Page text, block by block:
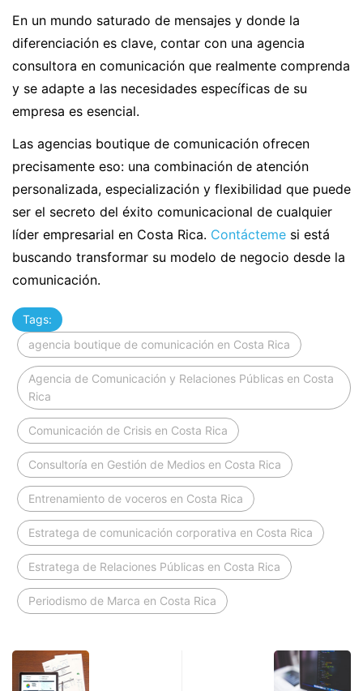
En un mundo saturado de mensajes y donde la
diferenciación es clave, contar con una agencia
consultora en comunicación que realmente comprenda
y se adapte a las necesidades específicas de su
empresa es esencial.
Las agencias boutique de comunicación ofrecen
precisamente eso: una combinación de atención
personalizada, especialización y flexibilidad que puede
ser el secreto del éxito comunicacional de cualquier
líder empresarial en Costa Rica. Contácteme si está
buscando transformar su modelo de negocio desde la
comunicación.
Tags:
agencia boutique de comunicación en Costa Rica
Agencia de Comunicación y Relaciones Públicas en Costa
Rica
Comunicación de Crisis en Costa Rica
Consultoría en Gestión de Medios en Costa Rica
Entrenamiento de voceros en Costa Rica
Estratega de comunicación corporativa en Costa Rica
Estratega de Relaciones Públicas en Costa Rica
Periodismo de Marca en Costa Rica